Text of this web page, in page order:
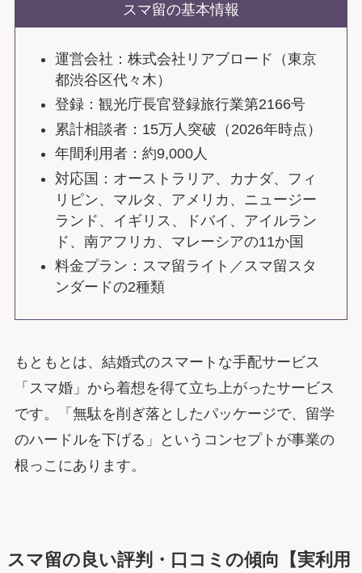
スマ留の基本情報
運営会社：株式会社リアブロード（東京
都渋谷区代々木）
登録：観光庁長官登録旅行業第2166号
累計相談者：15万人突破（2026年時点）
年間利用者：約9,000人
対応国：オーストラリア、カナダ、フィ
リピン、マルタ、アメリカ、ニュージー
ランド、イギリス、ドバイ、アイルラン
ド、南アフリカ、マレーシアの11か国
料金プラン：スマ留ライト／スマ留スタ
ンダードの2種類
もともとは、結婚式のスマートな手配サービス
「スマ婚」から着想を得て立ち上がったサービス
です。「無駄を削ぎ落としたパッケージで、留学
のハードルを下げる」というコンセプトが事業の
根っこにあります。
スマ留の良い評判・口コミの傾向【実利用